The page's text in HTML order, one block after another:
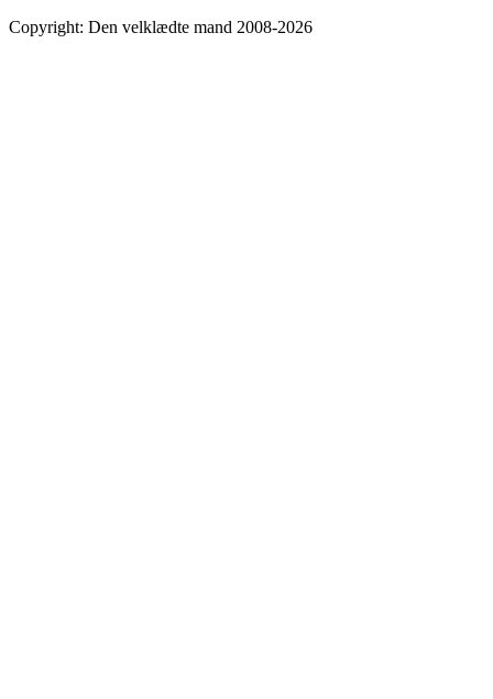
Copyright: Den velklædte mand 2008-2026